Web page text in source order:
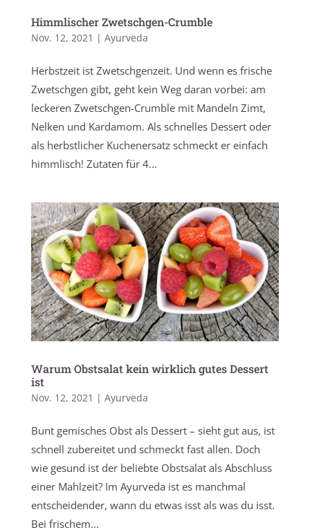
Himmlischer Zwetschgen-Crumble
Nov. 12, 2021 | Ayurveda
Herbstzeit ist Zwetschgenzeit. Und wenn es frische
Zwetschgen gibt, geht kein Weg daran vorbei: am
leckeren Zwetschgen-Crumble mit Mandeln Zimt,
Nelken und Kardamom. Als schnelles Dessert oder
als herbstlicher Kuchenersatz schmeckt er einfach
himmlisch! Zutaten für 4...
Warum Obstsalat kein wirklich gutes Dessert
ist
Nov. 12, 2021 | Ayurveda
Bunt gemisches Obst als Dessert – sieht gut aus, ist
schnell zubereitet und schmeckt fast allen. Doch
wie gesund ist der beliebte Obstsalat als Abschluss
einer Mahlzeit? Im Ayurveda ist es manchmal
entscheidender, wann du etwas isst als was du isst.
Bei frischem...